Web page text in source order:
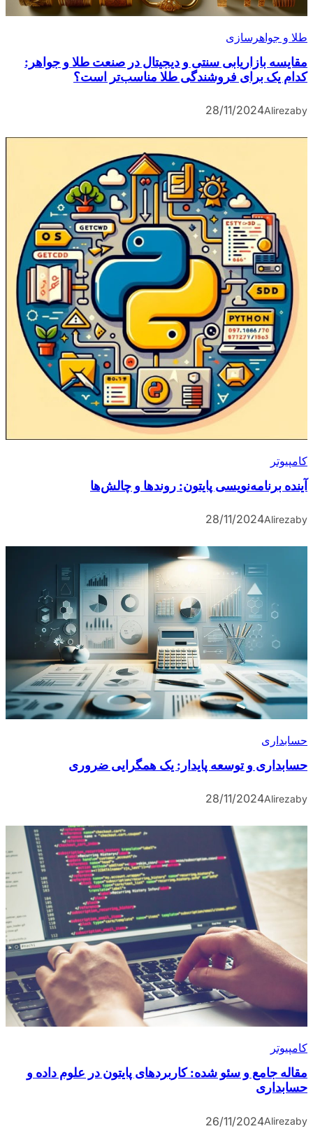
طلا و جواهرسازی
مقایسه بازاریابی سنتی و دیجیتال در صنعت طلا و جواهر:
کدام یک برای فروشندگی طلا مناسب‌تر است؟
by
Alireza
28/11/2024
کامپیوتر
آینده برنامه‌نویسی پایتون: روندها و چالش‌ها
by
Alireza
28/11/2024
حسابداری
حسابداری و توسعه پایدار: یک همگرایی ضروری
by
Alireza
28/11/2024
کامپیوتر
مقاله جامع و سئو شده: کاربردهای پایتون در علوم داده و
حسابداری
by
Alireza
26/11/2024